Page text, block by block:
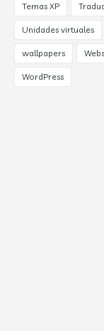
Temas XP
Unidades virtuales
wallpapers
WordPress